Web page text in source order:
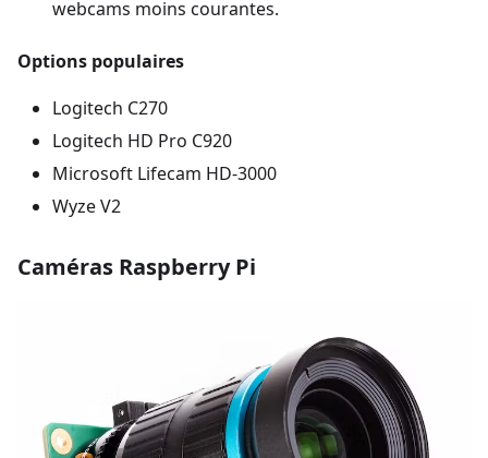
webcams moins courantes.
Options populaires
Logitech C270
Logitech HD Pro C920
Microsoft Lifecam HD-3000
Wyze V2
Caméras Raspberry Pi